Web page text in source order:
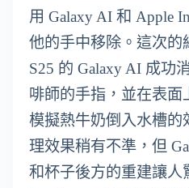
用 Galaxy AI 和 Apple
他的手中移除。這次的
S25 的 Galaxy AI 成功
啡師的手指，並在表面
模擬熱牛奶倒入水槽的
理效果稍有不準，但
和杯子後方的重建讓人